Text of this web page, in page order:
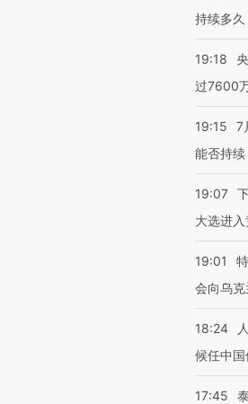
持续多久
19:18
过7600
19:15
7
能否持续
19:07
大选进
19:01
会向乌
18:24
候任中
17:45